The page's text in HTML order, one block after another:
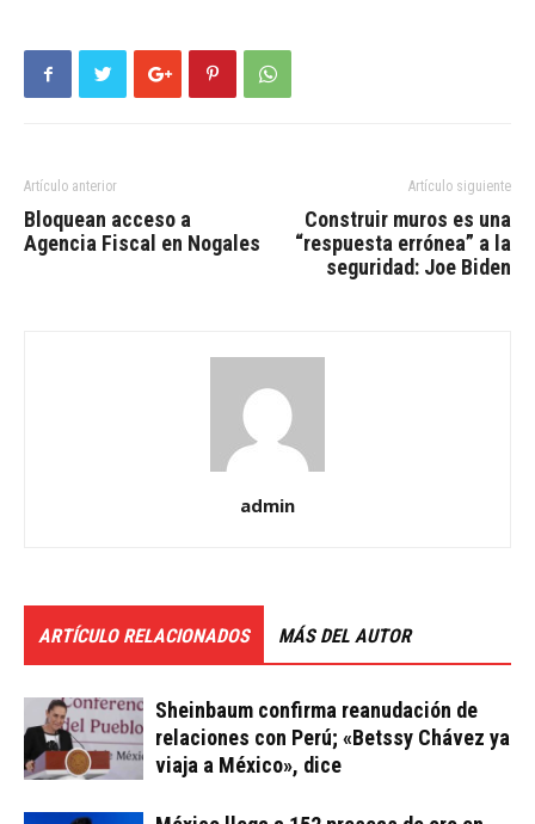
Artículo anterior
Bloquean acceso a
Agencia Fiscal en Nogales
Artículo siguiente
Construir muros es una
“respuesta errónea” a la
seguridad: Joe Biden
admin
ARTÍCULO RELACIONADOS MÁS DEL AUTOR
Sheinbaum confirma reanudación de
relaciones con Perú; «Betssy Chávez ya
viaja a México», dice